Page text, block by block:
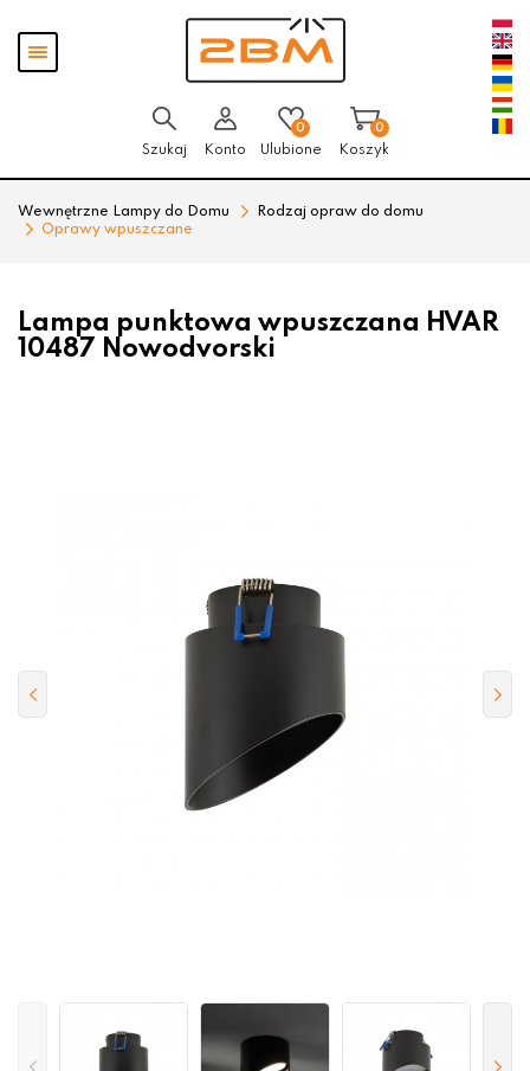
Pokaż
menu
Szukaj Konto
0
Ulubione
0
Koszyk
Wewnętrzne Lampy do Domu
Rodzaj opraw do domu
Oprawy wpuszczane
Lampa punktowa wpuszczana HVAR
10487 Nowodvorski